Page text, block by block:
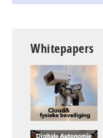
Whitepapers